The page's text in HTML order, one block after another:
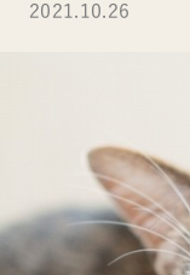
2021.10.26